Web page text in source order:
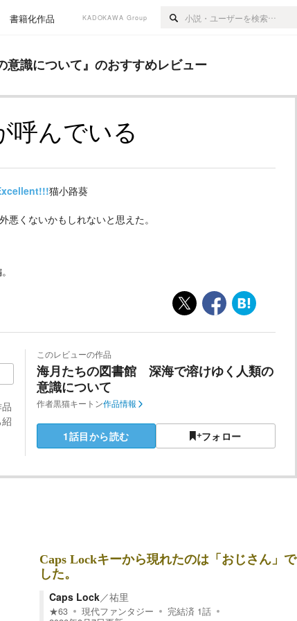
書籍化作品 KADOKAWA Group
意識について』のおすすめレビュー
呼んでいる
猫小路葵
くないかもしれないと思えた。
このレビューの作品
海月たちの図書館 深海で溶けゆく人類の
意識について
作者黒猫キートン作品情報
1話目から読む フォロー
Caps Lockキーから現れたのは「おじさん」で
した。
Caps Lock／祐里
★63 現代ファンタジー 完結済 1話